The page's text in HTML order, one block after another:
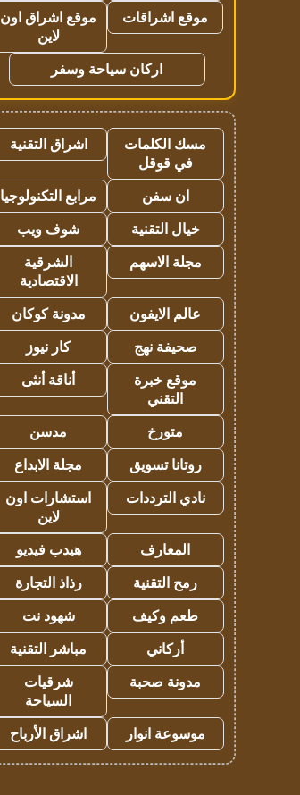
موقع اشراقات
موقع اشراق اون
لاين
اركان سياحة وسفر
مسك الكلمات
في قوقل
اشراق التقنية
ان سفن
مرابع التكنولوجيا
خيال التقنية
شوف ويب
مجلة الاسهم
الشرقية
الاقتصادية
عالم الايفون
مدونة كوكان
صحيفة نهج
كار نيوز
موقع خبرة
التقني
أناقة أنثى
متورخ
مدسن
روتانا تسويق
مجلة الابداع
نادي الترددات
استشارات اون
لاين
المعارف
هيدب فيديو
رمح التقنية
رذاذ التجارة
طعم وكيف
شهود نت
أركاني
مباشر التقنية
مدونة صحبة
شرقيات
السياحة
موسوعة انوار
اشراق الأرباح